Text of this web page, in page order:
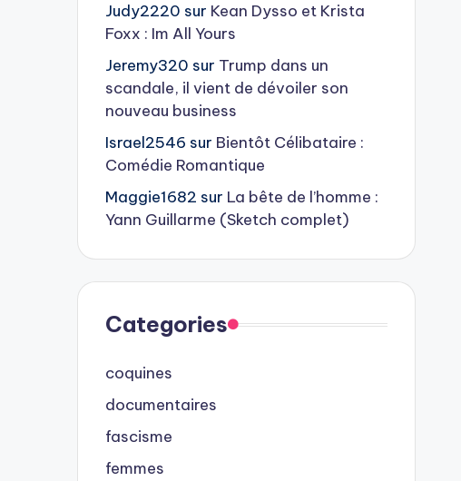
Judy2220 sur Kean Dysso et Krista
Foxx : Im All Yours
Jeremy320 sur Trump dans un
scandale, il vient de dévoiler son
nouveau business
Israel2546 sur Bientôt Célibataire :
Comédie Romantique
Maggie1682 sur La bête de l’homme :
Yann Guillarme (Sketch complet)
Categories
coquines
documentaires
fascisme
femmes